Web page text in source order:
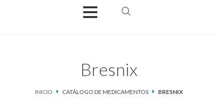
Catálogo de Medicamentos
Ketosteril®
Bresnix
INICIO CATÁLOGO DE MEDICAMENTOS BRESNIX